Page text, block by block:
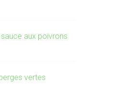
aux poivrons
vertes